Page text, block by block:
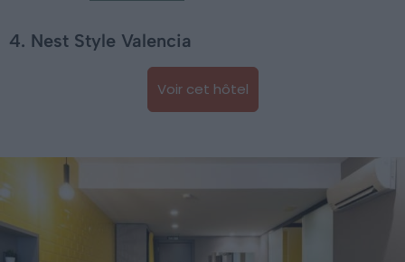
4. Nest Style Valencia
Voir cet hôtel